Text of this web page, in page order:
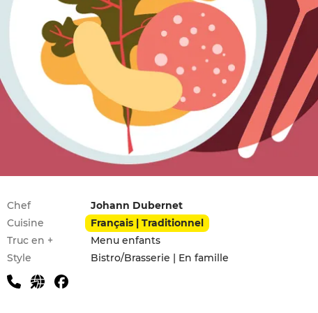
Infos pratiques
Chef
Johann Dubernet
Cuisine
Français | Traditionnel
Truc en +
Menu enfants
Style
Bistro/Brasserie | En famille